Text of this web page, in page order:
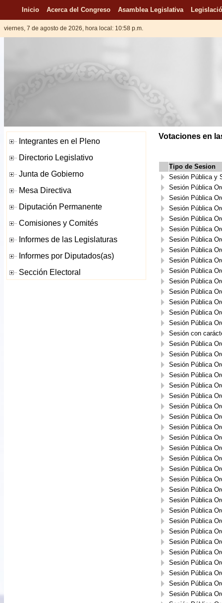
Inicio Acerca del Congreso Asamblea Legislativa
viernes, 7 de agosto de 2026, hora local: 10:58 p.m.
Votaciones en
Tipo de Sesion
Sesión Pública y
Sesión Pública
Sesión Pública
Sesión Pública
Sesión Pública
Sesión Pública
Sesión Pública
Sesión Pública
Sesión Pública
Sesión Pública
Sesión Pública
Sesión Pública
Sesión Pública
Sesión Pública
Sesión Pública
Sesión con
Sesión Pública
Sesión Pública
Sesión Pública
Sesión Pública
Sesión Pública
Sesión Pública
Sesión Pública
Sesión Pública
Sesión Pública
Sesión Pública
Sesión Pública
Sesión Pública
Sesión Pública
Sesión Pública
Sesión Pública
Sesión Pública
Sesión Pública
Sesión Pública
Sesión Pública
Sesión Pública
Sesión Pública
Sesión Pública
Sesión Pública
Sesión Pública
Sesión Pública